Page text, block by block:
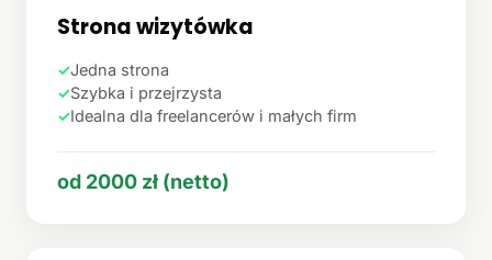
Strona wizytówka
✓Jedna strona
✓Szybka i przejrzysta
✓Idealna dla freelancerów i małych firm
od 2000 zł (netto)